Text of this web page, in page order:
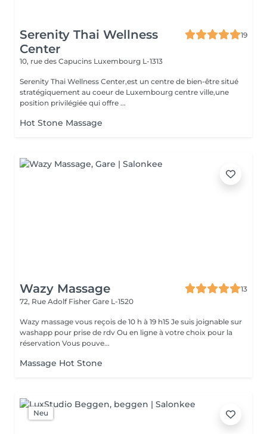
Serenity Thai Wellness
Center
19
10, rue des Capucins Luxembourg L-1313
Serenity Thai Wellness Center,est un centre de bien-être situé
stratégiquement au coeur de Luxembourg centre ville,une
position privilégiée qui offre ...
Hot Stone Massage
Wazy Massage
13
72, Rue Adolf Fisher Gare L-1520
Wazy massage vous reçois de 10 h à 19 h15 Je suis joignable sur
washapp pour prise de rdv Ou en ligne à votre choix pour la
réservation Vous pouve...
Massage Hot Stone
Neu